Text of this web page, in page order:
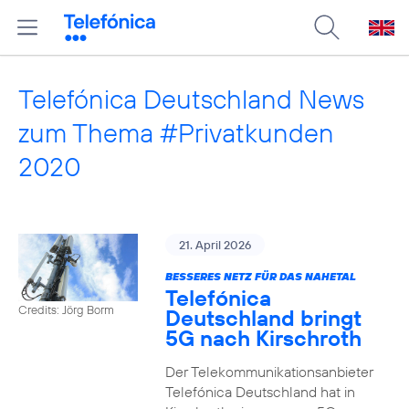
Telefónica Deutschland News
zum Thema #Privatkunden
2020
Credits: Jörg Borm
21. April 2026
BESSERES NETZ FÜR DAS NAHETAL
Telefónica
Deutschland bringt
5G nach Kirschroth
Der Telekommunikationsanbieter
Telefónica Deutschland hat in